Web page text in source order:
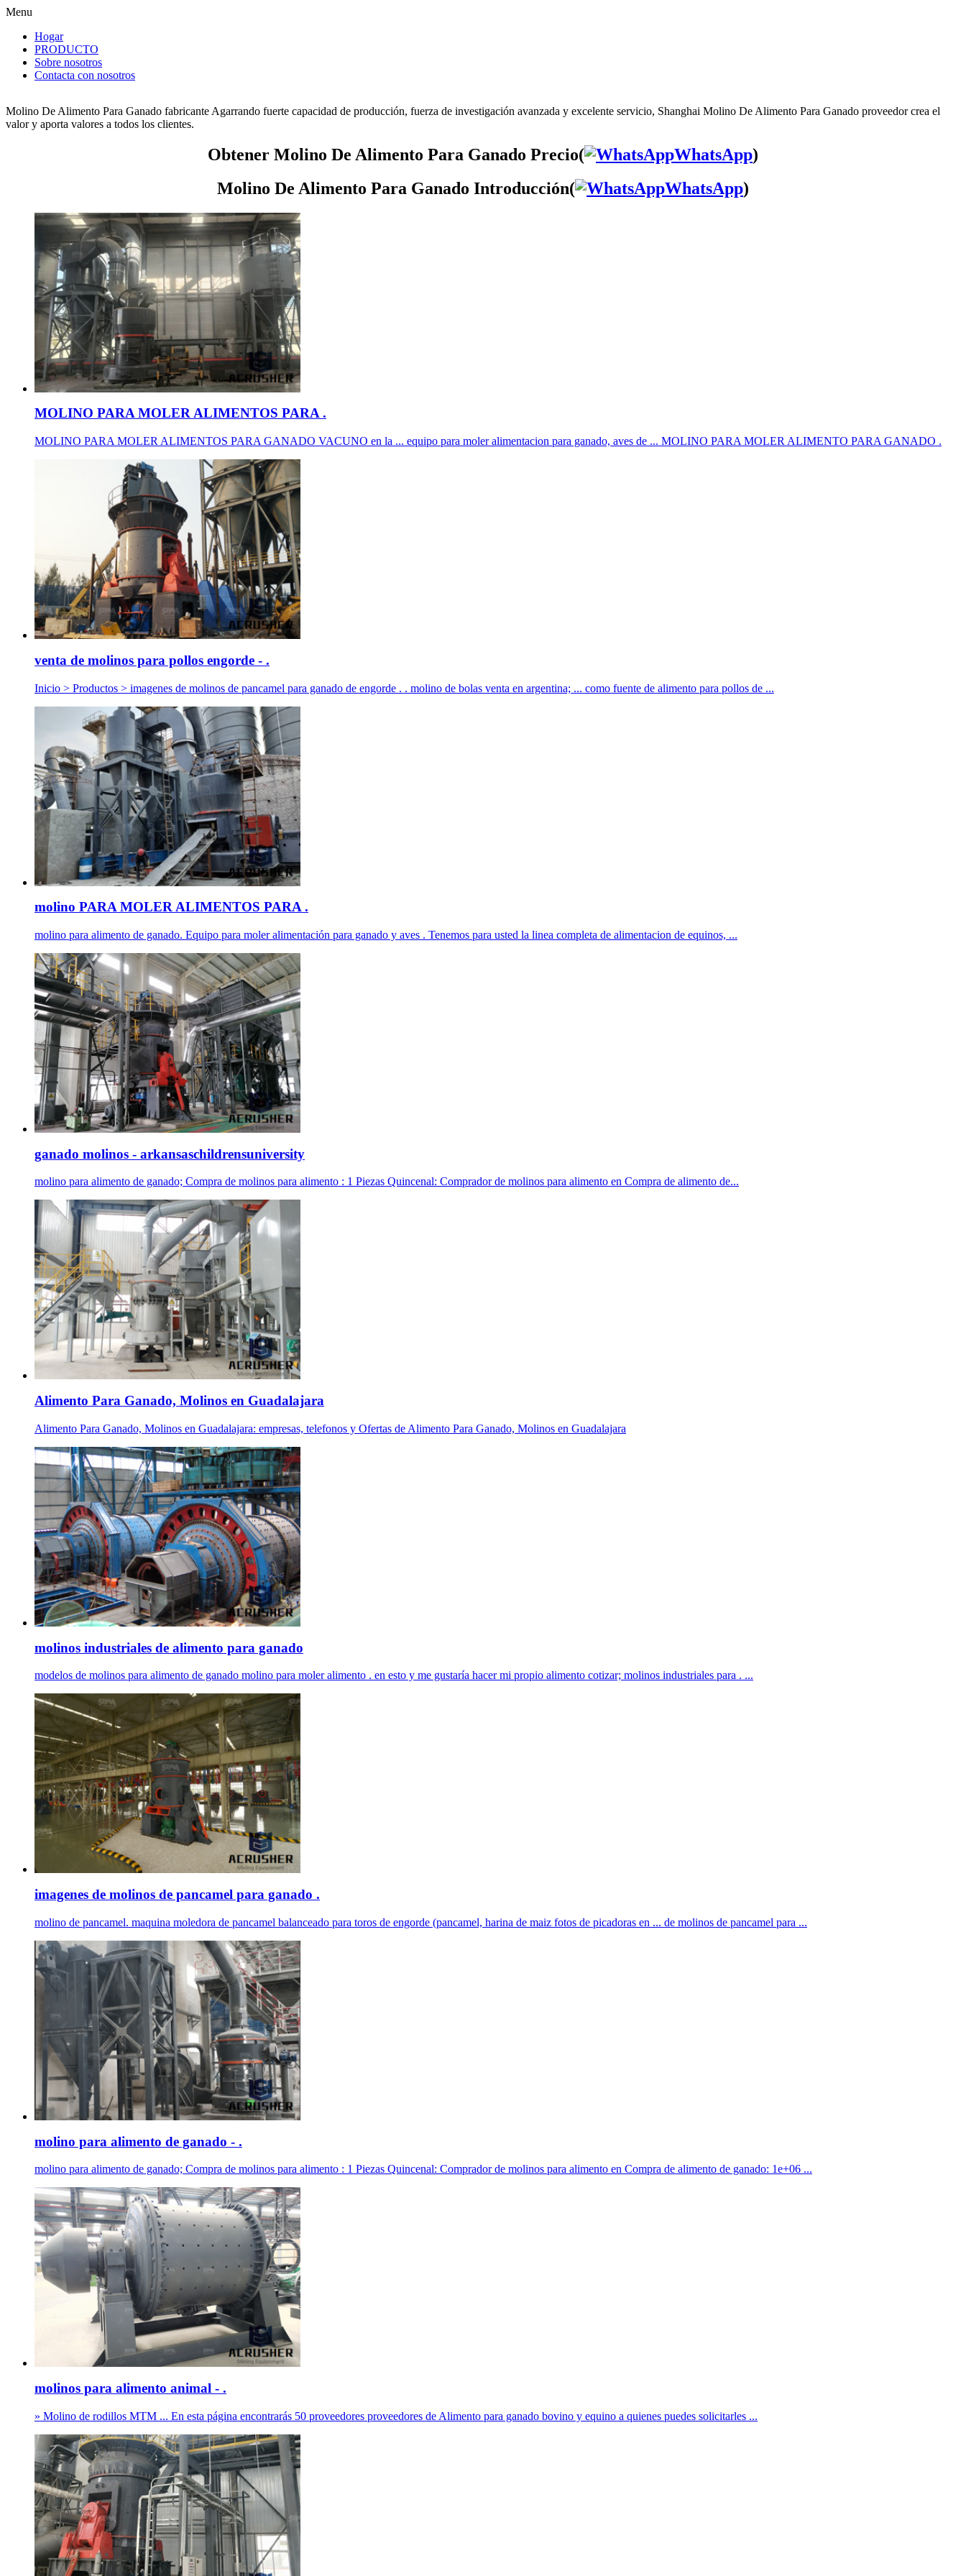
Menu
Hogar
PRODUCTO
Sobre nosotros
Contacta con nosotros
Molino De Alimento Para Ganado fabricante Agarrando fuerte capacidad de producción, fuerza de investigación avanzada y excelente servicio, Shanghai Molino De Alimento Para Ganado proveedor crea el
valor y aporta valores a todos los clientes.
Obtener Molino De Alimento Para Ganado Precio( WhatsApp)
Molino De Alimento Para Ganado Introducción(
WhatsApp)
MOLINO PARA MOLER ALIMENTOS PARA .
MOLINO PARA MOLER ALIMENTOS PARA GANADO VACUNO en la ... equipo para moler alimentacion para ganado, aves de ... MOLINO PARA MOLER ALIMENTO PARA GANADO .
venta de molinos para pollos engorde - .
Inicio > Productos > imagenes de molinos de pancamel para ganado de engorde . . molino de bolas venta en argentina; ... como fuente de alimento para pollos de ...
molino PARA MOLER ALIMENTOS PARA .
molino para alimento de ganado. Equipo para moler alimentación para ganado y aves . Tenemos para usted la linea completa de alimentacion de equinos, ...
ganado molinos - arkansaschildrensuniversity
molino para alimento de ganado; Compra de molinos para alimento : 1 Piezas Quincenal: Comprador de molinos para alimento en Compra de alimento de...
Alimento Para Ganado, Molinos en Guadalajara
Alimento Para Ganado, Molinos en Guadalajara: empresas, telefonos y Ofertas de Alimento Para Ganado, Molinos en Guadalajara
molinos industriales de alimento para ganado
modelos de molinos para alimento de ganado molino para moler alimento . en esto y me gustaría hacer mi propio alimento cotizar; molinos industriales para . ...
imagenes de molinos de pancamel para ganado .
molino de pancamel. maquina moledora de pancamel balanceado para toros de engorde (pancamel, harina de maiz fotos de picadoras en ... de molinos de pancamel para ...
molino para alimento de ganado - .
molino para alimento de ganado; Compra de molinos para alimento : 1 Piezas Quincenal: Comprador de molinos para alimento en Compra de alimento de ganado: 1e+06 ...
molinos para alimento animal - .
» Molino de rodillos MTM ... En esta página encontrarás 50 proveedores proveedores de Alimento para ganado bovino y equino a quienes puedes solicitarles ...